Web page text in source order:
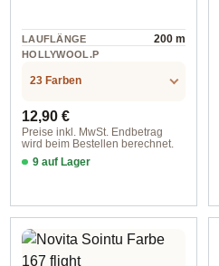
LAUFLÄNGE 200 m
HOLLYWOOL.P
.LABEL.MATERI
23 Farben
Regulärer Preis:
12,90 €
Preise inkl. MwSt. Endbetrag
wird beim Bestellen berechnet.
9 auf Lager